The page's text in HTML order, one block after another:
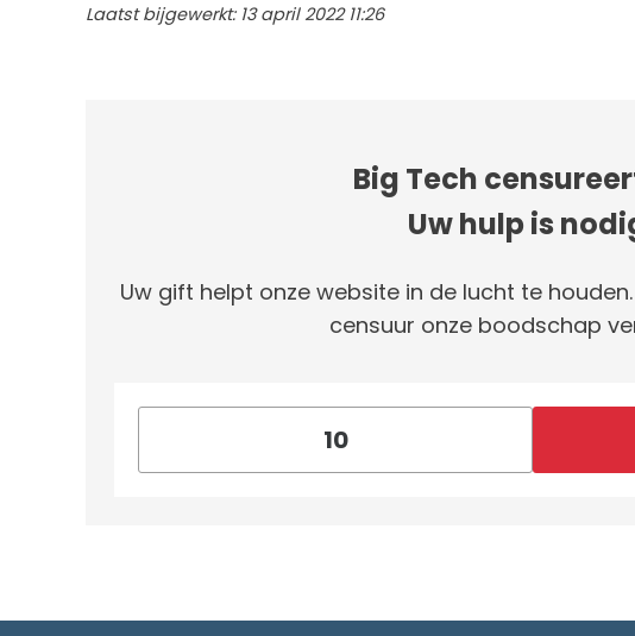
Laatst bijgewerkt: 13 april 2022 11:26
Big Tech
Uw hulp is
Uw gift helpt onze website in de lucht te
censuur onze boodschap